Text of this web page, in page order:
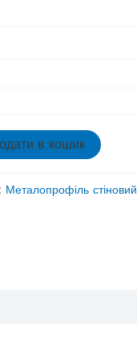
в кошик
Металопрофіль стіновий